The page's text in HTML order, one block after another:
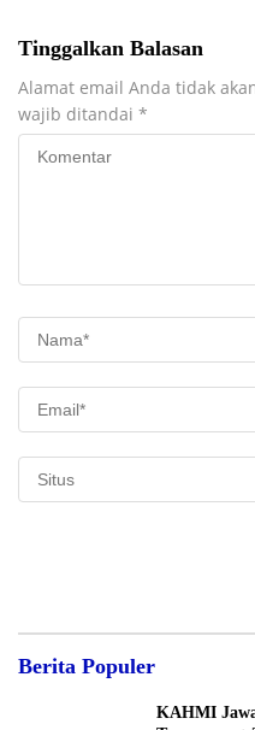
Tinggalkan Balasan
Alamat email Anda tidak
wajib ditandai *
Berita Populer
KAHMI